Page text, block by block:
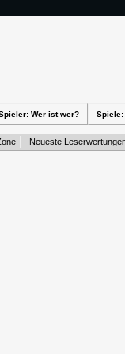
Wer ist wer? Spiele:
Neueste